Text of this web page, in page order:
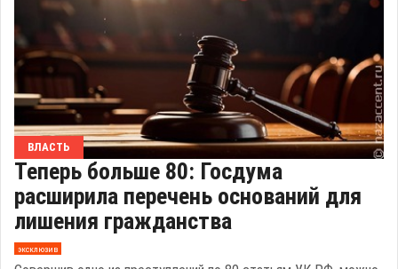
ВЛАСТЬ
Теперь больше 80: Госдума
расширила перечень оснований для
лишения гражданства
эксклюзив